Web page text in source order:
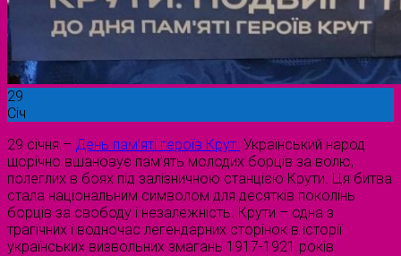
29
Січ
29 січня – День пам’яті героїв Крут. Український народ
щорічно вшановує пам’ять молодих борців за волю,
полеглих в боях під залізничною станцією Крути. Ця битва
стала національним символом для десятків поколінь
борців за свободу і незалежність. Крути – одна з
трагічних і водночас легендарних сторінок в історії
українських визвольних змагань 1917-1921 років.